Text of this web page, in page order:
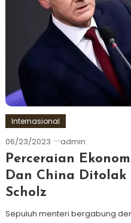
Internasional
06/23/2023 admin
Perceraian
Dan China Ditolak
Scholz
Sepuluh menteri bergabung